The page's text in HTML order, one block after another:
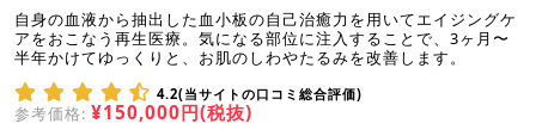
自身の血液から抽出した血小板の自己治癒力を用いてエイジングケ
アをおこなう再生医療。気になる部位に注入することで、3ヶ月〜
半年かけてゆっくりと、お肌のしわやたるみを改善します。
4.2(当サイトの口コミ総合評価)
参考価格: ¥150,000円(税抜)